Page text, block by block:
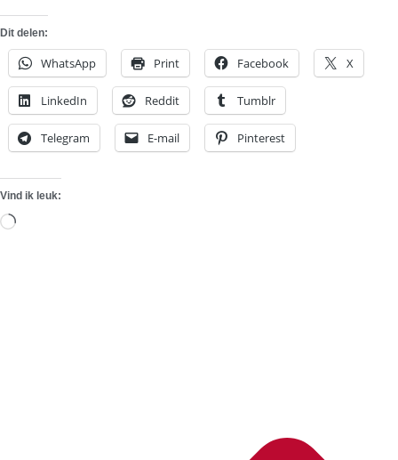
Dit delen:
WhatsApp Print Facebook X
LinkedIn Reddit Tumblr
Telegram E-mail Pinterest
Vind ik leuk:
Aan